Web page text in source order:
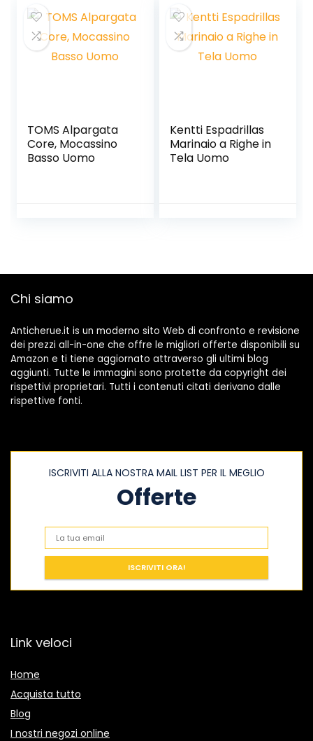
TOMS Alpargata
Core, Mocassino
Basso Uomo
Kentti Espadrillas
Marinaio a Righe in
Tela Uomo
Chi siamo
Anticherue.it is un moderno sito Web di confronto e revisione
dei prezzi all-in-one che offre le migliori offerte disponibili su
Amazon e ti tiene aggiornato attraverso gli ultimi blog
aggiunti. Tutte le immagini sono protette da copyright dei
rispettivi proprietari. Tutti i contenuti citati derivano dalle
rispettive fonti.
ISCRIVITI ALLA NOSTRA MAIL LIST PER IL MEGLIO
Offerte
Link veloci
Home
Acquista tutto
Blog
I nostri negozi online